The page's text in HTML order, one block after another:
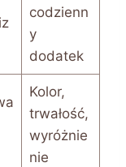
codzienn
y
dodatek
Kolor,
trwałość,
wyróżnie
nie